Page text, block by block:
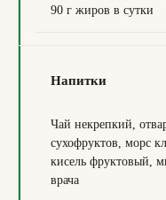
90 г жиров в сутки
Напитки
Чай некрепкий,
сухофруктов, морс
кисель фруктовый,
врача